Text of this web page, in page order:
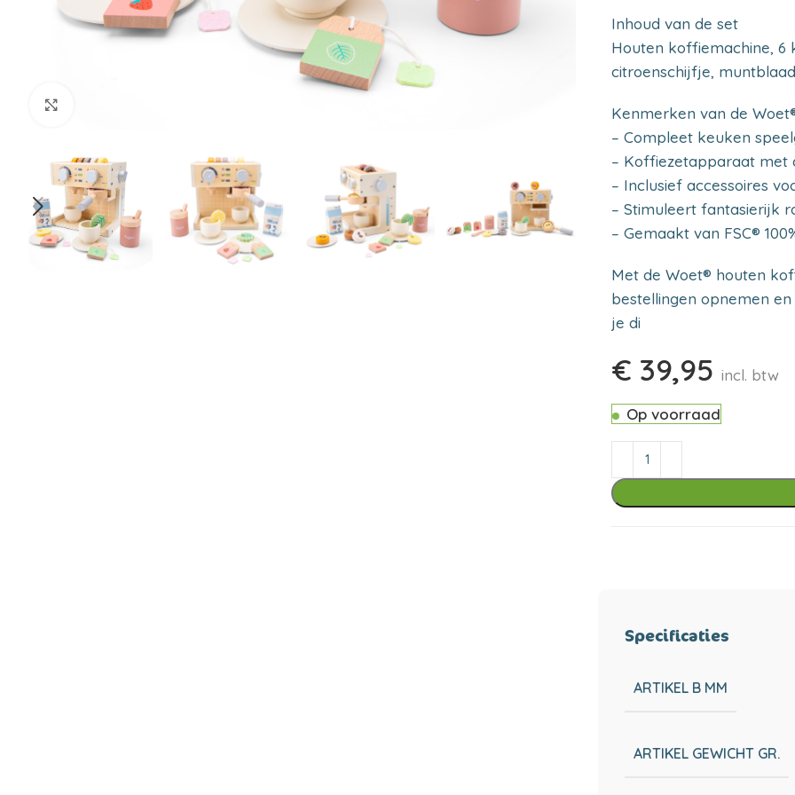
Inhoud van de set
Houten koffiemachine, 6
citroenschijfje,
Kenmerken van de
– Compleet keuken
– Koffiezetapparaat met
– Inclusief accessoires
– Stimuleert fantasierijk
– Gemaakt van FSC®
Met de Woet® houten
bestellingen opnemen
je di
€ 39,95 incl. btw
Op voorraad
Specificaties
ARTIKEL B MM
ARTIKEL GEWICHT GR.